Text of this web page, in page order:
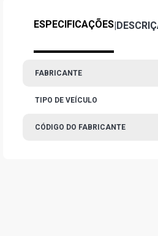
ESPECIFICAÇÕES|
FABRICANTE
TIPO DE VEÍCULO
CÓDIGO DO FABRICANTE